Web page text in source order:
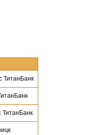
ТитанБанк
ТитанБанк